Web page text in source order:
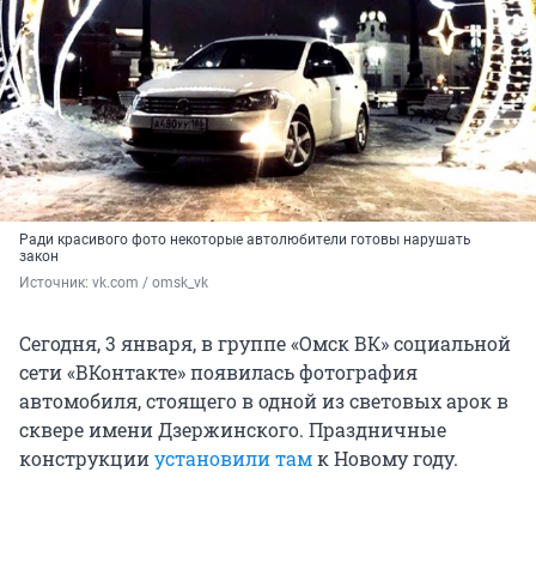
Ради красивого фото некоторые автолюбители готовы нарушать
закон
Источник: vk.com / omsk_vk
Сегодня, 3 января, в группе «Омск ВК» социальной
сети «ВКонтакте» появилась фотография
автомобиля, стоящего в одной из световых арок в
сквере имени Дзержинского. Праздничные
конструкцииустановили тамк Новому году.